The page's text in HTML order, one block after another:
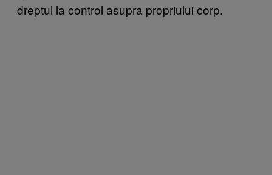
dreptul la control asupra propriului corp.